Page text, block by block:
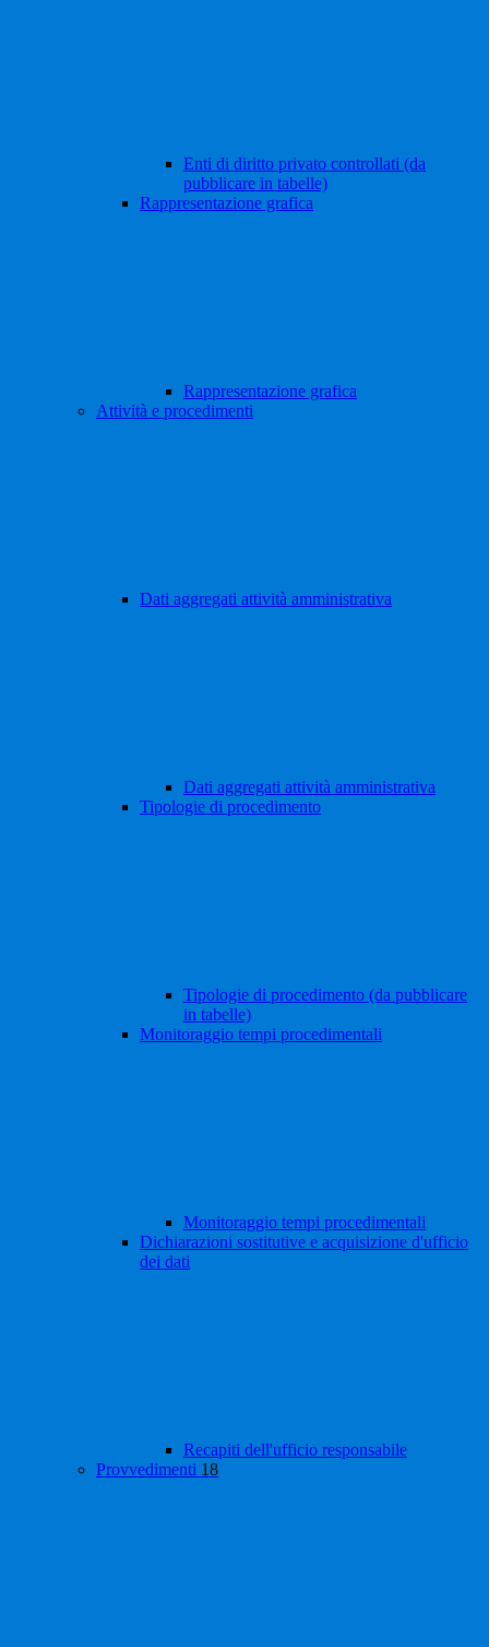
Enti di diritto privato controllati (da
pubblicare in tabelle)
Rappresentazione grafica
Rappresentazione grafica
Attività e procedimenti
Dati aggregati attività amministrativa
Dati aggregati attività amministrativa
Tipologie di procedimento
Tipologie di procedimento (da pubblicare
in tabelle)
Monitoraggio tempi procedimentali
Monitoraggio tempi procedimentali
Dichiarazioni sostitutive e acquisizione d'ufficio
dei dati
Recapiti dell'ufficio responsabile
Provvedimenti 18